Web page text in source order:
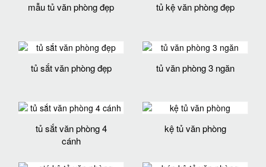
mẫu tủ văn phòng đẹp tủ kệ văn phòng đẹp
tủ sắt văn phòng đẹp tủ văn phòng 3 ngăn
tủ sắt văn phòng 4
cánh
kệ tủ văn phòng